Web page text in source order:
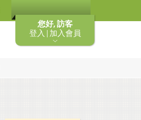
您好, 訪客
登入 | 加入會員